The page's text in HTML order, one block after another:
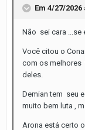
Em 4/27/2026
Não sei cara ...se
Você citou o
com os
deles.
Demian tem seu
muito bem luta ,
Arona está certo